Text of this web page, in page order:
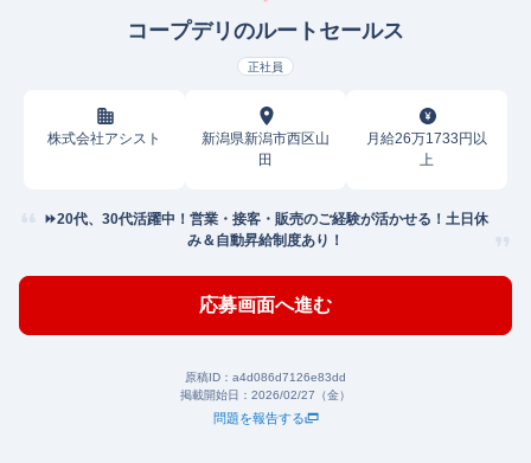
コープデリのルートセールス
正社員
株式会社アシスト
新潟県新潟市西区山
田
月給26万1733円以
上
⏩️20代、30代活躍中！営業・接客・販売のご経験が活かせる！土日休
み＆自動昇給制度あり！
応募画面へ進む
原稿ID： a4d086d7126e83dd
掲載開始日： 2026/02/27（金）
問題を報告する